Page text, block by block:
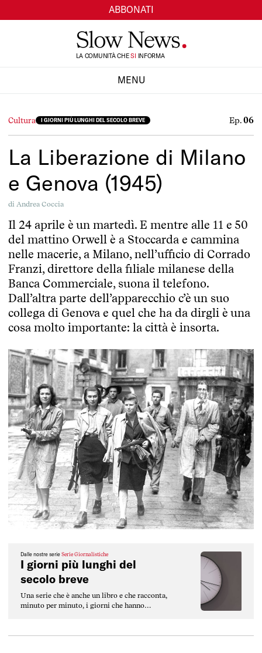
ABBONATI
LA COMUNITÀ CHETI INFORMA
MENU
Cultura I GIORNI PIÙ LUNGHI DEL SECOLO BREVE Ep.06
La Liberazione di Milano
e Genova (1945)
di Andrea Coccia
Il 24 aprile è un martedì. E mentre alle 11 e 50
del mattino Orwell è a Stoccarda e cammina
nelle macerie, a Milano, nell’ufficio di Corrado
Franzi, direttore della filiale milanese della
Banca Commerciale, suona il telefono.
Dall’altra parte dell’apparecchio c’è un suo
collega di Genova e quel che ha da dirgli è una
cosa molto importante: la città è insorta.
Dalle nostre serie Serie Giornalistiche
I giorni più lunghi del
secolo breve
Una serie che è anche un libro e che racconta,
minuto per minuto, i giorni che hanno